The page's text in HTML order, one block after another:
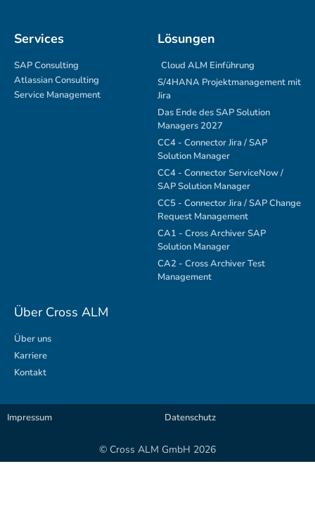
Services
SAP Consulting
Atlassian Consulting
Service Management
Lösungen
Cloud ALM Einführung
S/4HANA Projektmanagement mit
Jira
Das Ende des SAP Solution
Managers 2027
CC4 - Connector Jira / SAP
Solution Manager
CC4 - Connector ServiceNow /
SAP Solution Manager
CC5 - Connector Jira / SAP Change
Request Management
CA1 - Cross Archiver SAP
Solution Manager
CA2 - Cross Archiver Test
Management
Über Cross ALM
Über uns
Karriere
Kontakt
© Cross ALM GmbH 2026
Datenschutz
Impressum